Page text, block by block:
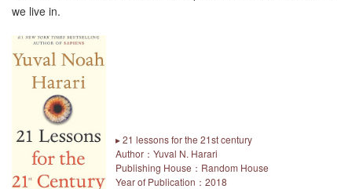
we live in.
▸ 21 lessons for the 21st century
Author：Yuval N. Harari
Publishing House：Random House
Year of Publication：2018